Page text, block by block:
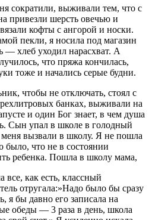
сократили, выживали тем, что с
привезли шерсть овечью и
кофты с ангорой и носки.
пекли, я носила под магазин
— хлеб уходил нарасхват. А
что пряжа кончилась,
тоже и начались серые будни.
чтобы не отключать, стоял с
банках, выживали на
и один Бог знает, в чем душа
Сын упал в школе в голодный
вызвали в школу. Я не пошла
что не в состоянии
ребенка. Пошла в школу мама,
все, как есть, классный
отругала:»Надо было бы сразу
я бы давно его записала на
обеды — 3 раза в день, школа